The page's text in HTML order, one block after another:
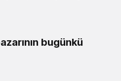
bugünkü